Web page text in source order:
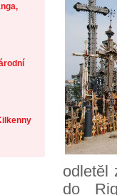
odletěl
do